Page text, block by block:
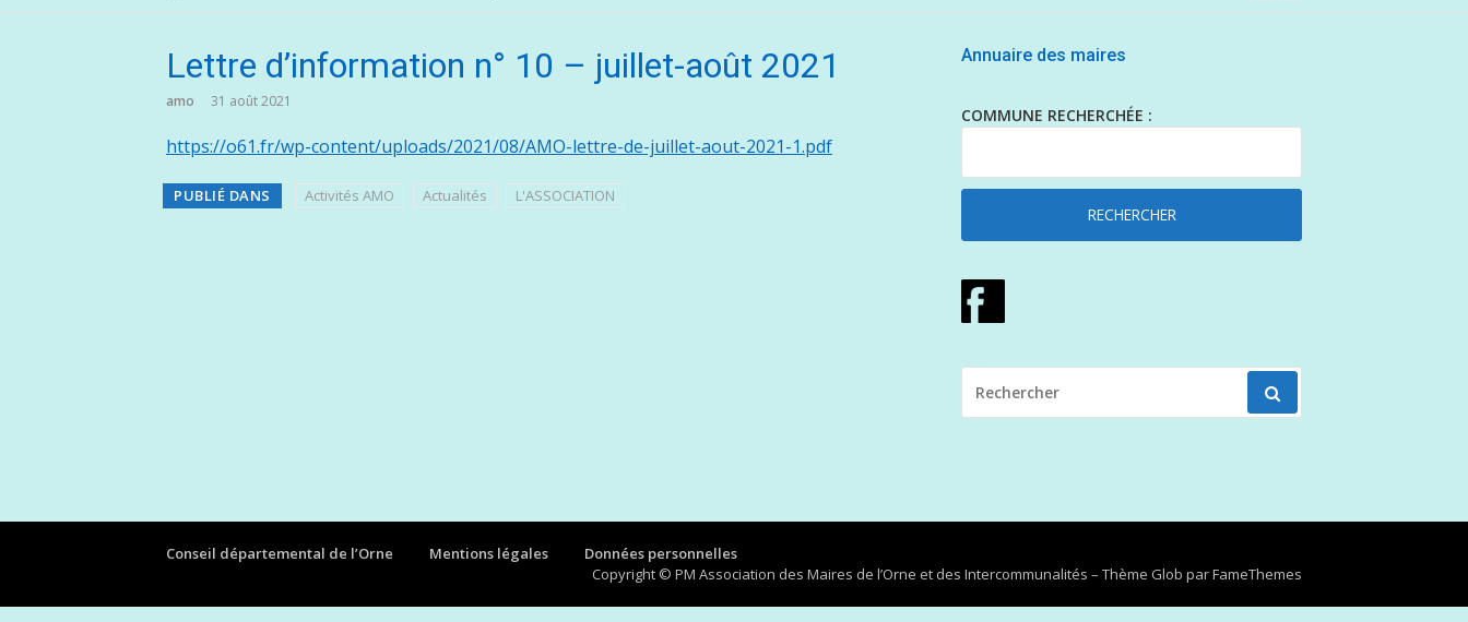
Lettre d’information n° 10 – juillet-août 2021
amo 31 août 2021
https://o61.fr/wp-content/uploads/2021/08/AMO-lettre-de-juillet-aout-2021-1.pdf
PUBLIÉ DANS Activités AMO Actualités L'ASSOCIATION
Annuaire des maires
COMMUNE RECHERCHÉE :
POUR
:
Conseil départemental de l’Orne Mentions légales
Données personnelles
Copyright © PM Association des Maires de l’Orne et des Intercommunalités – Thème Glob parFameThemes